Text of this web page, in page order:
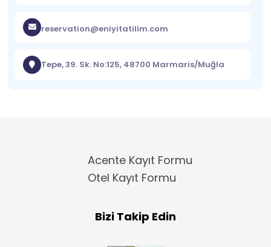
reservation@eniyitatilim.com
Tepe, 39. Sk. No:125, 48700 Marmaris/Muğla
Acente Kayıt Formu
Otel Kayıt Formu
Bizi Takip Edin